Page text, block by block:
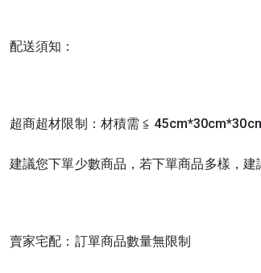
配送須知：
超商超材限制：材積需 ≦
建議您下單少數商品，若下單商品多樣，
賣家宅配：訂單商品數量無限制